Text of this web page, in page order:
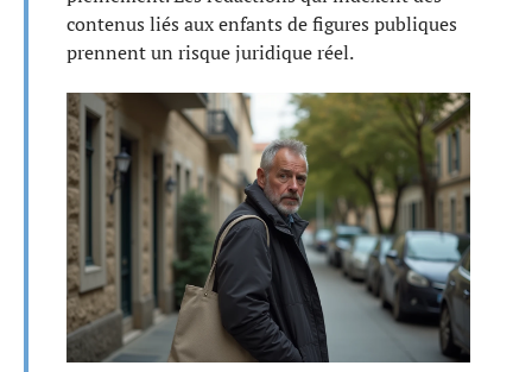
contenus liés aux enfants de figures publiques
prennent un risque juridique réel.